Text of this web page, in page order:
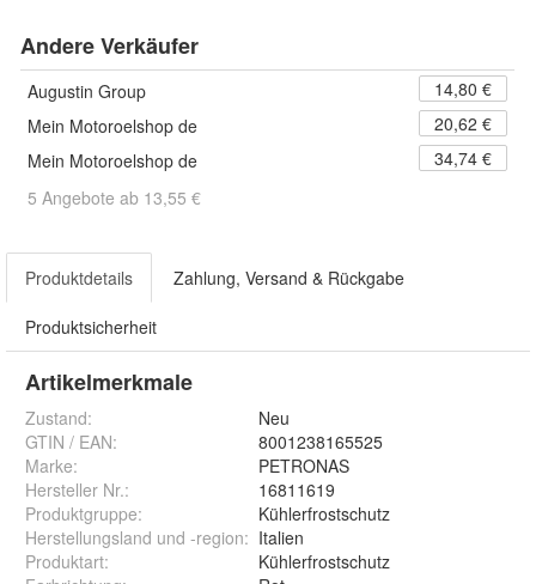
Andere Verkäufer
Augustin Group
14,80 €
Mein Motoroelshop de
20,62 €
Mein Motoroelshop de
34,74 €
5 Angebote ab 13,55 €
Produktdetails Zahlung, Versand & Rückgabe
Produktsicherheit
Artikelmerkmale
Zustand:
Neu
GTIN / EAN:
8001238165525
Marke:
PETRONAS
Hersteller Nr.:
16811619
Produktgruppe:
Kühlerfrostschutz
Herstellungsland und -region: Italien
Produktart:
Kühlerfrostschutz